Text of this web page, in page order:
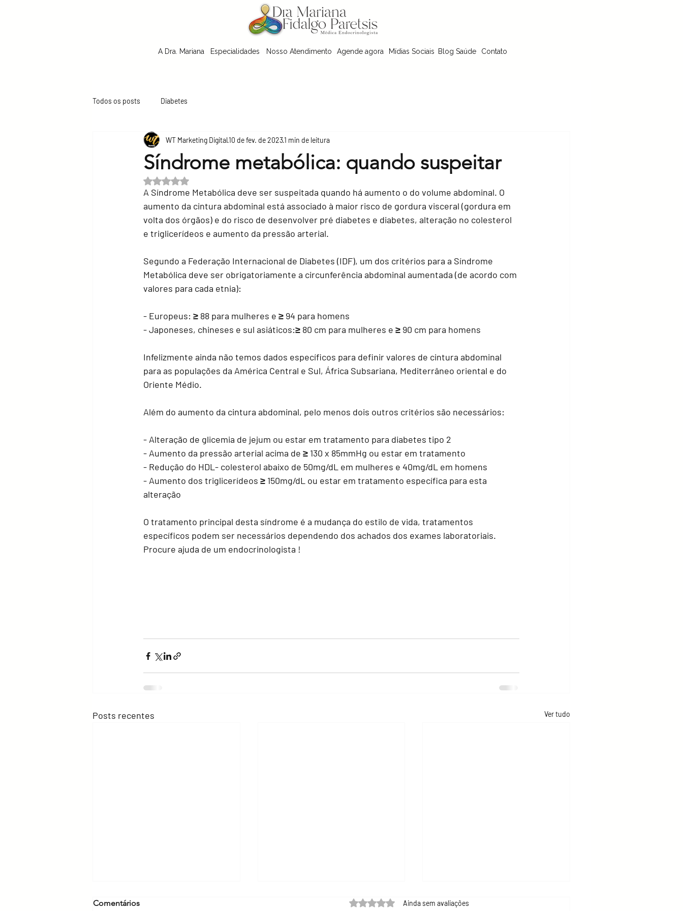
A Dra. Mariana Especialidades Nosso Atendimento Agende agora Mídias Sociais Blog Saúde Contato
Todos os posts Diabetes
Síndrome metabólica: quando suspeitar
WT Marketing Digital10 de fev. de 20231 min de leitura
Avaliado com NaN de 5 estrelas.
A Síndrome Metabólica deve ser suspeitada quando há aumento o do volume abdominal. O
aumento da cintura abdominal está associado à maior risco de gordura visceral (gordura em
volta dos órgãos) e do risco de desenvolver pré diabetes e diabetes, alteração no colesterol
e triglicerídeos e aumento da pressão arterial.
Segundo a Federação Internacional de Diabetes (IDF), um dos critérios para a Síndrome
Metabólica deve ser obrigatoriamente a circunferência abdominal aumentada (de acordo com
valores para cada etnia):
- Europeus: ≥ 88 para mulheres e ≥ 94 para homens
- Japoneses, chineses e sul asiáticos:≥ 80 cm para mulheres e ≥ 90 cm para homens
Infelizmente ainda não temos dados específicos para definir valores de cintura abdominal
para as populações da América Central e Sul, África Subsariana, Mediterrâneo oriental e do
Oriente Médio.
Além do aumento da cintura abdominal, pelo menos dois outros critérios são necessários:
- Alteração de glicemia de jejum ou estar em tratamento para diabetes tipo 2
- Aumento da pressão arterial acima de ≥ 130 x 85mmHg ou estar em tratamento
- Redução do HDL- colesterol abaixo de 50mg/dL em mulheres e 40mg/dL em homens
- Aumento dos triglicerídeos ≥ 150mg/dL ou estar em tratamento específica para esta
alteração
O tratamento principal desta síndrome é a mudança do estilo de vida, tratamentos
específicos podem ser necessários dependendo dos achados dos exames laboratoriais.
Procure ajuda de um endocrinologista !
Posts recentes Ver tudo
Comentários Avaliado com 0 de 5 estrelas.
Ainda sem avaliações